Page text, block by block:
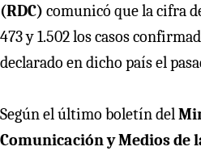
(RDC) comunicó que la cifra
473 y 1.502 los casos
declarado en dicho país el
Según el último boletín del
Comunicación y Medios de